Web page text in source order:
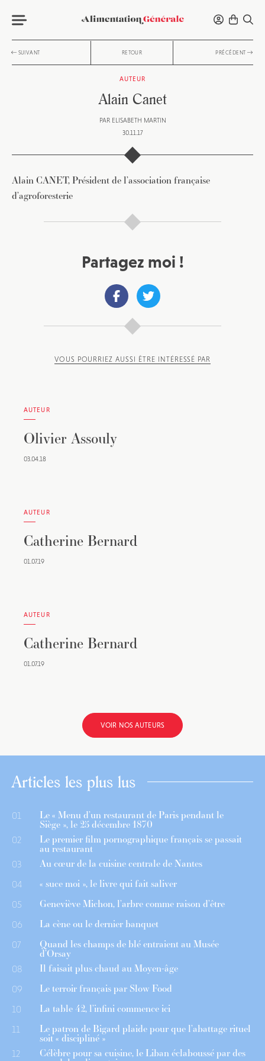
SUIVANT RETOUR PRÉCÉDENT
AUTEUR
Alain Canet
PAR ELISABETH MARTIN
30.11.17
Alain CANET, Président de l’association française
d’agroforesterie
Partagez moi !
VOUS POURRIEZ AUSSI ÊTRE INTÉRESSÉ PAR
AUTEUR
Olivier Assouly
03.04.18
AUTEUR
Catherine Bernard
01.07.19
AUTEUR
Catherine Bernard
01.07.19
VOIR NOS AUTEURS
Articles les plus lus
01 Le « Menu d’un restaurant de Paris pendant le
Siège », le 25 décembre 1870
02 Le premier film pornographique français se passait
au restaurant
03 Au cœur de la cuisine centrale de Nantes
04 « suce moi », le livre qui fait saliver
05 Geneviève Michon, l’arbre comme raison d’être
06 La cène ou le dernier banquet
07 Quand les champs de blé entraient au Musée
d’Orsay
08 Il faisait plus chaud au Moyen-âge
09 Le terroir français par Slow Food
10 La table 42, l’infini commence ici
11 Le patron de Bigard plaide pour que l’abattage rituel
soit « discipliné »
12 Célèbre pour sa cuisine, le Liban éclaboussé par des